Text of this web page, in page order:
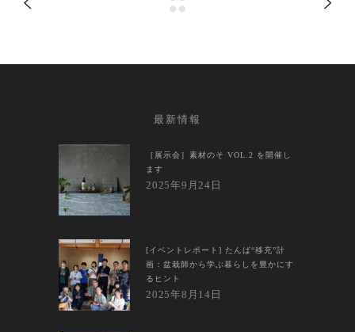
最新情報
［展示会］素材のそ VOL.2 を開催し
ます
2025年9月24日
[イベントレポート] たんば“移充”計
画：盆栽師から学ぶ暮らしを豊かにす
るヒント
2025年8月14日